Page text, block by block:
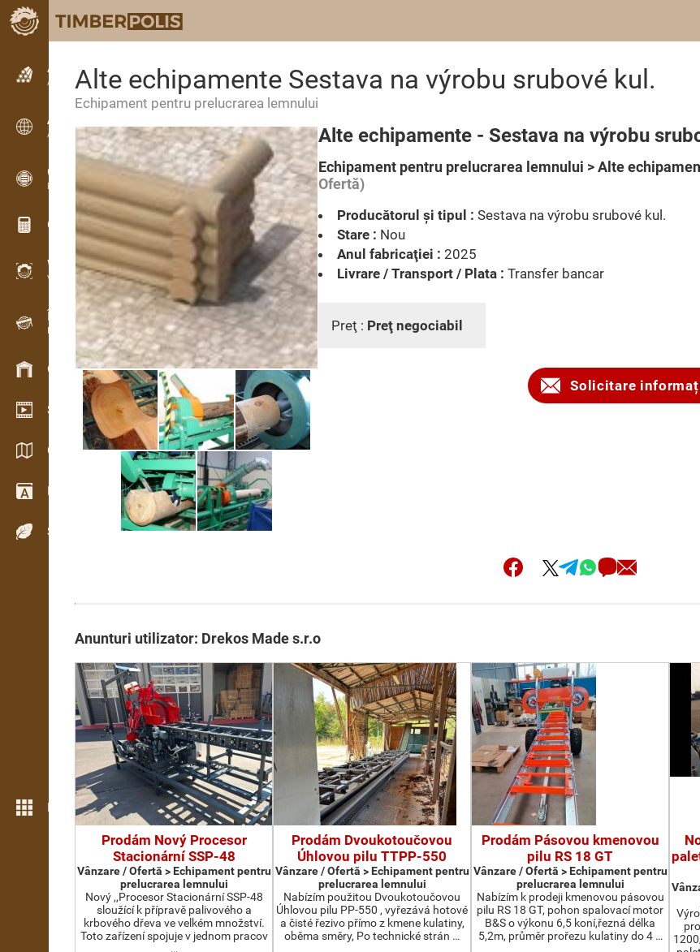
Anunțuri
Anunturi text
Anunțuri
Anunțuri internaționale
OPTI-TIMB
Modele de debitare
Calculatoare lemn
WoodProfi
Volum de lemn cu IA
Înregistrator de date
Inventarul lemnului pe teren
Gestionarea stocurilor
Showroom video
Cataloage / Broșuri
Dicţionar
Specii de lemn
Mai multe opțiuni
Alte echipamente Sestava na výrobu srubové kul.
Echipament pentru prelucrarea lemnului
Alte echipamente - Sestava na výrobu
Echipament pentru prelucrarea lemnului > Alte
Ofertă)
Producătorul şi tipul : Sestava na výrobu srubové kul.
Stare : Nou
Anul fabricaţiei : 2025
Livrare / Transport / Plata : Transfer bancar
Preţ : Preţ negociabil
Solicitare
Anunturi utilizator: Drekos Made s.r.o
Prodám Nový Procesor
Stacionární SSP-48
Vânzare / Ofertă > Echipament pentru
prelucrarea lemnului
Nový ,,Procesor Stacionární SSP-48
sloužící k přípravě palivového a
krbového dřeva ve velkém množství.
Toto zařízení spojuje v jednom pracov
…
Prodám Dvoukotoučovou
Úhlovou pilu TTPP-550
Vânzare / Ofertă > Echipament pentru
prelucrarea lemnului
Nabízím použitou Dvoukotoučovou
Úhlovou pilu PP-550 , vyřezává hotové
a čisté řezivo přímo z kmene kulatiny,
oběma směry, Po technické strán …
Prodám Pásovou kmenovou
pilu RS 18 GT
Vânzare / Ofertă > Echipament pentru
prelucrarea lemnului
Nabízím k prodeji kmenovou pásovou
pilu RS 18 GT, pohon spalovací motor
B&S o výkonu 6,5 koní,řezná délka
5,2m, průměr prořezu kulatiny do 4 …